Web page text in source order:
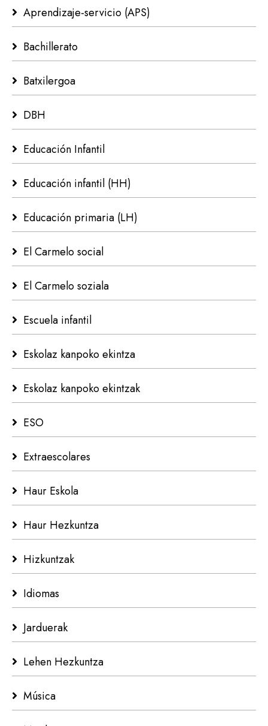
Aprendizaje-servicio (APS)
Bachillerato
Batxilergoa
DBH
Educación Infantil
Educación infantil (HH)
Educación primaria (LH)
El Carmelo social
El Carmelo soziala
Escuela infantil
Eskolaz kanpoko ekintza
Eskolaz kanpoko ekintzak
ESO
Extraescolares
Haur Eskola
Haur Hezkuntza
Hizkuntzak
Idiomas
Jarduerak
Lehen Hezkuntza
Música